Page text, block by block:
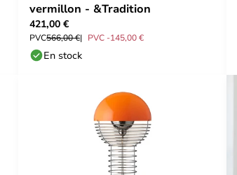
vermillon - &Tradition
421,00 €
PVC566,00 € PVC -145,00 €
En stock